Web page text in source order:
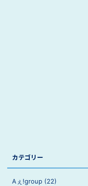
カテゴリー
Aぇ!group (22)